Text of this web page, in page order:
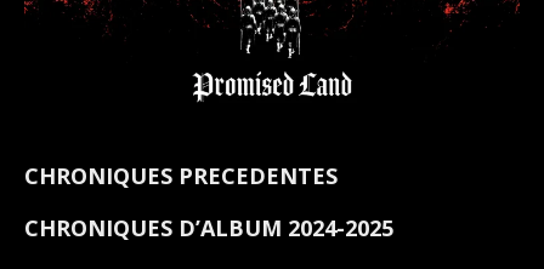
CHRONIQUES PRECEDENTES
CHRONIQUES D’ALBUM 2024-2025